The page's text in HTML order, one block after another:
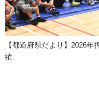
【都道府県だより】2026
績